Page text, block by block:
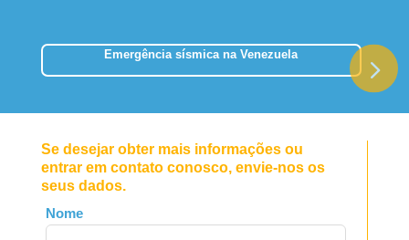
Emergência sísmica na Venezuela
Se desejar obter mais informações ou
entrar em contato conosco, envie-nos os
seus dados.
Leave
this
Nome